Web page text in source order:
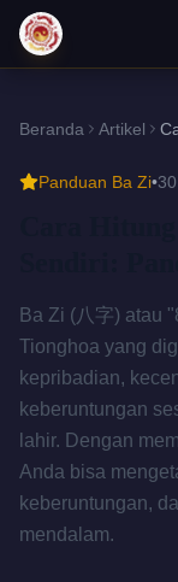
Beranda Artikel
Panduan Ba Zi•
Ba Zi (八字) atau
Tionghoa yang
kepribadian,
keberuntungan
lahir. Dengan
Anda bisa
keberuntungan,
mendalam.